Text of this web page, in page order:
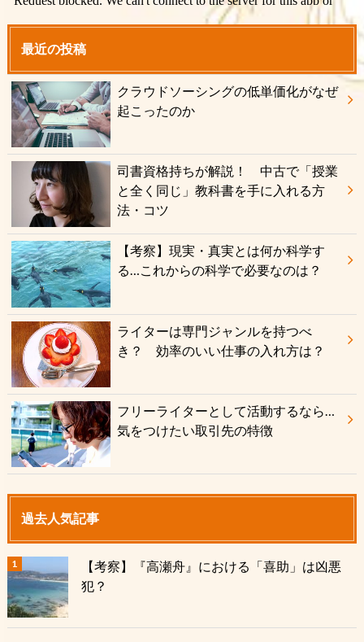
最近の投稿
クラウドソーシングの低単価化がなぜ
起こったのか
司書資格持ちが解説！ 中古で「授業
と全く同じ」教科書を手に入れる方
法・コツ
【考察】現実・真実とは何か科学す
る…これからの科学で必要なのは？
ライターは専門ジャンルを持つべ
き？ 効率のいい仕事の入れ方は？
フリーライターとして活動するなら…
気をつけたい取引先の特徴
過去人気記事
【考察】『高瀬舟』における「喜助」は凶悪
犯？